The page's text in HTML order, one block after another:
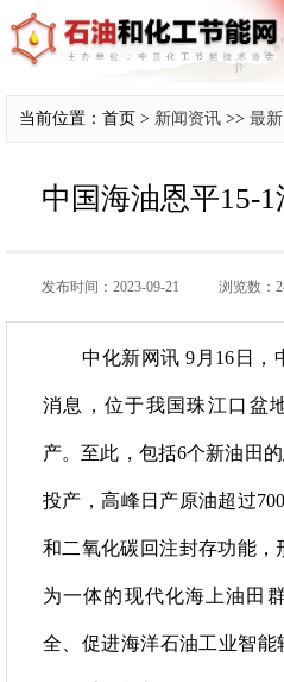
当前位置：首页 > 新闻资讯 >> 最
中国海油恩平15-
发布时间：2023-09-21 浏览数：
中化新网讯 9月16日，
消息，位于我国珠江口盆
产。至此，包括6个新油田
投产，高峰日产原油超过
和二氧化碳回注封存功能，
为一体的现代化海上油田
全、促进海洋石油工业智能